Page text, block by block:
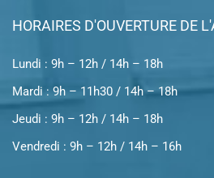
HORAIRES D'OUVERTURE DE
Lundi : 9h – 12h / 14h – 18h
Mardi : 9h – 11h30 / 14h – 18h
Jeudi : 9h – 12h / 14h – 18h
Vendredi : 9h – 12h / 14h – 16h